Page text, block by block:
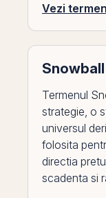
Vezi
Termenul
strategie, o
universul
folosita
directia
scadenta si